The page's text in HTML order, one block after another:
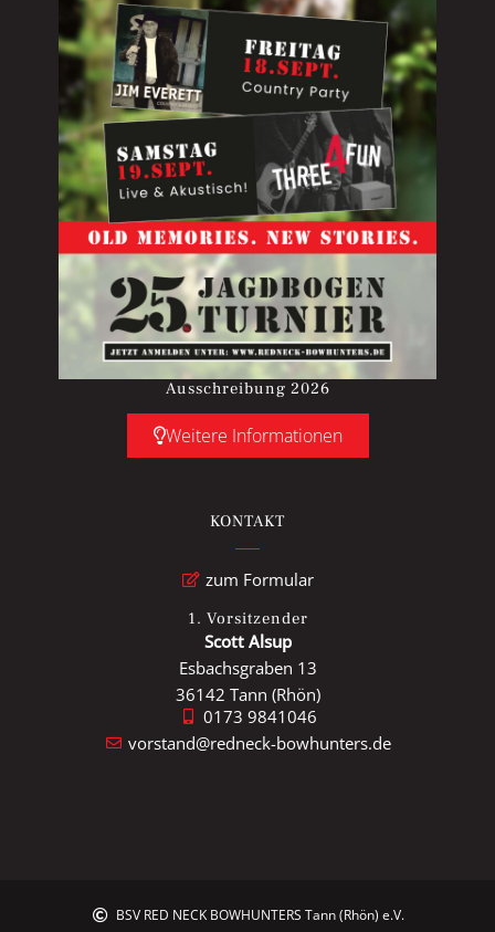
Ausschreibung 2026
Weitere Informationen
KONTAKT
zum Formular
1. Vorsitzender
Scott Alsup
Esbachsgraben 13
36142 Tann (Rhön)
0173 9841046
vorstand@redneck-bowhunters.de
BSV RED NECK BOWHUNTERS Tann (Rhön) e.V.